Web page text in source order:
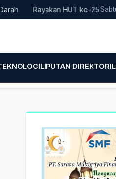
Rayakan HUT ke-25, Partai
LIPUTAN DIREKTORI